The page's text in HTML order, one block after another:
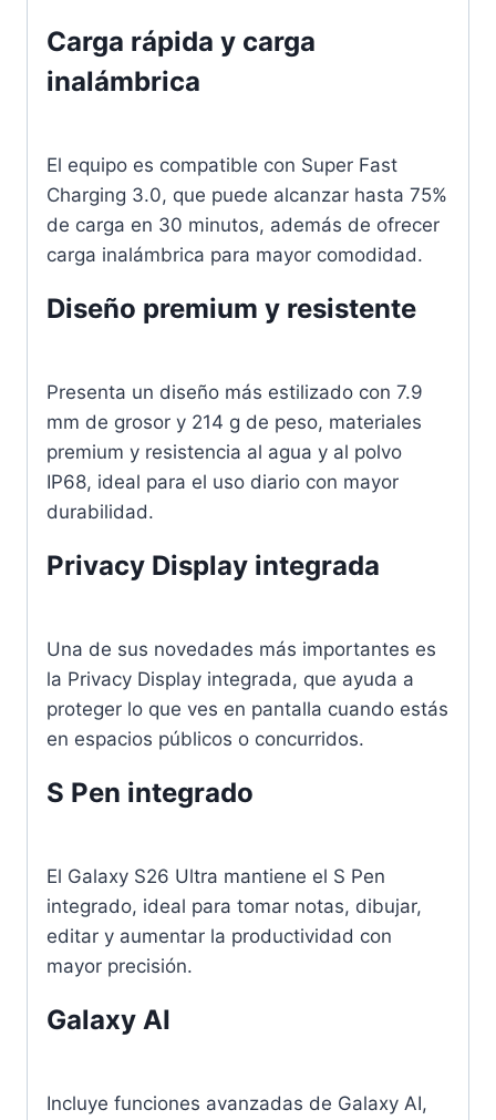
Carga rápida y carga
inalámbrica
El equipo es compatible con Super Fast
Charging 3.0, que puede alcanzar hasta 75%
de carga en 30 minutos, además de ofrecer
carga inalámbrica para mayor comodidad.
Diseño premium y resistente
Presenta un diseño más estilizado con 7.9
mm de grosor y 214 g de peso, materiales
premium y resistencia al agua y al polvo
IP68, ideal para el uso diario con mayor
durabilidad.
Privacy Display integrada
Una de sus novedades más importantes es
la Privacy Display integrada, que ayuda a
proteger lo que ves en pantalla cuando estás
en espacios públicos o concurridos.
S Pen integrado
El Galaxy S26 Ultra mantiene el S Pen
integrado, ideal para tomar notas, dibujar,
editar y aumentar la productividad con
mayor precisión.
Galaxy AI
Incluye funciones avanzadas de Galaxy AI,